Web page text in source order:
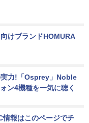
けブランドHOMURA
実力!「Osprey」Noble
ン4機種を一気に聴く
情報はこのページでチ